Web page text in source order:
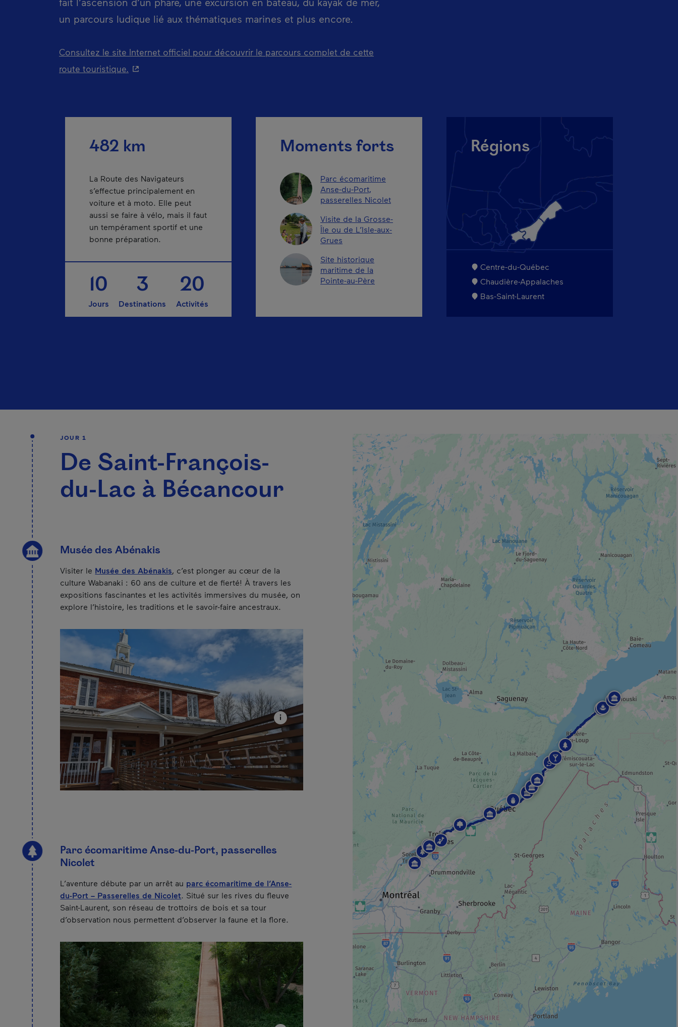
un parcours ludique lié aux thématiques marines et plus encore.
Consultez le site Internet officiel pour découvrir le parcours complet de cette
route touristique. - Cet hyperlien s'ouvrira dans une nouvelle fenêtre.
482 km
La Route des Navigateurs
s’effectue principalement en
voiture et à moto. Elle peut
aussi se faire à vélo, mais il faut
un tempérament sportif et une
bonne préparation.
Jours
10
Destinations
3
Activités
20
Moments forts
Parc écomaritime
Anse-du-Port,
passerelles Nicolet
Visite de la Grosse-
Île ou de L’Isle-aux-
Grues
Site historique
maritime de la
Pointe-au-Père
Régions
Centre-du-Québec
Chaudière-Appalaches
Bas-Saint-Laurent
JOUR 1
De Saint-François-
du-Lac à Bécancour
Musée des Abénakis
Visiter le Musée des Abénakis, c’est plonger au cœur de la
culture Wabanaki : 60 ans de culture et de fierté! À travers les
expositions fascinantes et les activités immersives du musée, on
explore l’histoire, les traditions et le savoir-faire ancestraux.
Parc écomaritime Anse-du-Port, passerelles
Nicolet
L’aventure débute par un arrêt au parc écomaritime de l’Anse-
du-Port – Passerelles de Nicolet. Situé sur les rives du fleuve
Saint-Laurent, son réseau de trottoirs de bois et sa tour
d’observation nous permettent d’observer la faune et la flore.